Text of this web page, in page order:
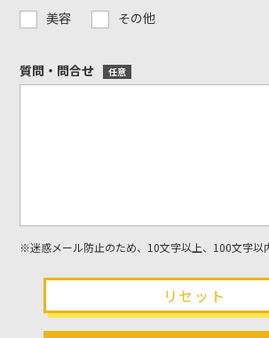
美容 その他
質問・問合せ 任意
※迷惑メール防止のため、10文字以上、100文字以